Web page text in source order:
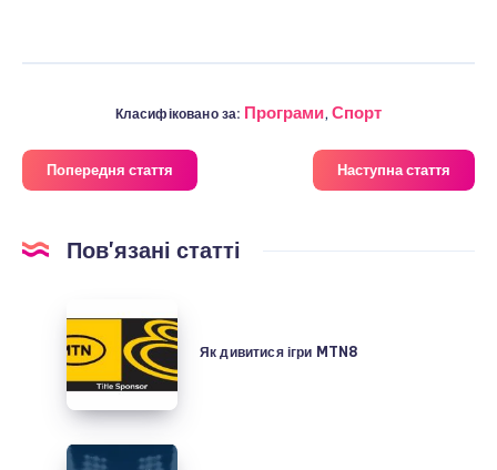
Класифіковано за: Програми,Спорт
Попередня стаття Наступна стаття
Пов'язані статті
дивитися
ігри
MTN8
Як дивитися ігри MTN8
Галатасарай